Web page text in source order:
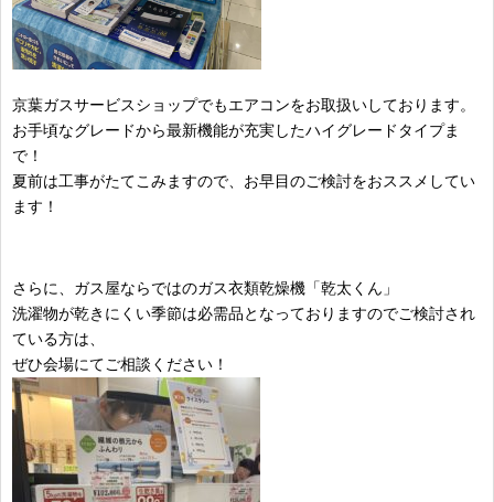
京葉ガスサービスショップでもエアコンをお取扱いしております。
お手頃なグレードから最新機能が充実したハイグレードタイプま
で！
夏前は工事がたてこみますので、お早目のご検討をおススメしてい
ます！
さらに、ガス屋ならではのガス衣類乾燥機「乾太くん」
洗濯物が乾きにくい季節は必需品となっておりますのでご検討され
ている方は、
ぜひ会場にてご相談ください！